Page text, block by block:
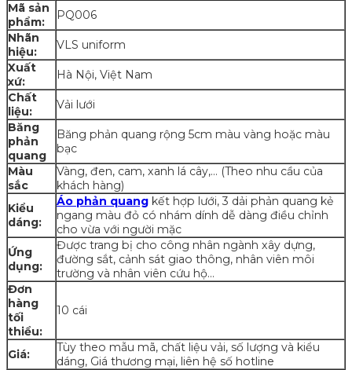
Mã sản
phẩm:
PQ006
Nhãn
hiệu:
VLS uniform
Xuất
xứ:
Hà Nội, Việt Nam
Chất
liệu:
Vải lưới
Băng
phản
quang
Băng phản quang rộng 5cm màu vàng hoặc màu
bạc
Màu
sắc
Vàng, đen, cam, xanh lá cây,… (Theo nhu cầu của
khách hàng)
Kiểu
dáng:
Áo phản quang kết hợp lưới, 3 dải phản quang kẻ
ngang màu đỏ có nhám dính dễ dàng điều chỉnh
cho vừa với người mặc
Ứng
dụng:
Được trang bị cho công nhân ngành xây dựng,
đường sắt, cảnh sát giao thông, nhân viên môi
trường và nhân viên cứu hộ…
Đơn
hàng
tối
thiểu:
10 cái
Giá:
Tùy theo mẫu mã, chất liệu vải, số lượng và kiểu
dáng, Giá thương mại, liên hệ số hotline